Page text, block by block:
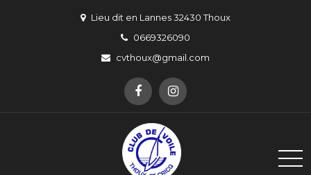
Lieu dit en Lannes 32430 Thoux
0669326090
cvthoux@gmail.com